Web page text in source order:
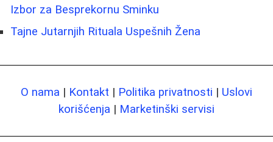
Izbor za Besprekornu Sminku
Tajne Jutarnjih Rituala Uspešnih Žena
O nama | Kontakt | Politika privatnosti | Uslovi
korišćenja | Marketinški servisi